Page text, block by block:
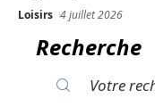
Loisirs 4 juillet 2026
Recherche